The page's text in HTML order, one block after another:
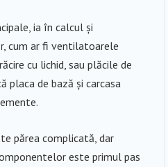
ia în calcul și
cum ar fi ventilatoarele
cu lichid, sau plăcile de
placa de bază și carcasa
părea complicată, dar
este primul pas